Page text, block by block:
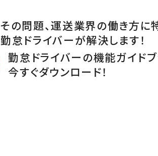
その問題、運送業界の働き方に
勤怠ドライバーが解決します！
勤怠ドライバーの機能ガイド
今すぐダウンロード！